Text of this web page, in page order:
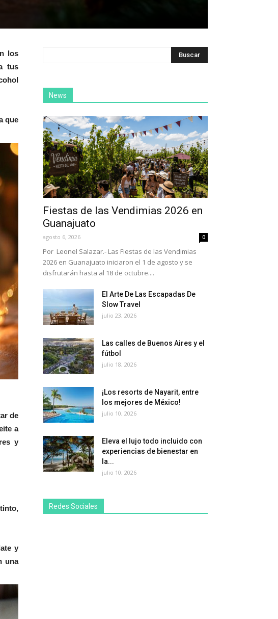
los
tus
que
de
a
y
y
una
News
Fiestas de las Vendimias 2026 en
Guanajuato
agosto 6, 2026 0
Por Leonel Salazar.- Las Fiestas de las Vendimias
2026 en Guanajuato iniciaron el 1 de agosto y se
disfrutarán hasta al 18 de octubre....
El Arte De Las Escapadas De
Slow Travel
julio 23, 2026
Las calles de Buenos Aires y el
fútbol
julio 18, 2026
¡Los resorts de Nayarit, entre
los mejores de México!
julio 10, 2026
Eleva el lujo todo incluido con
experiencias de bienestar en
la...
julio 10, 2026
Redes Sociales